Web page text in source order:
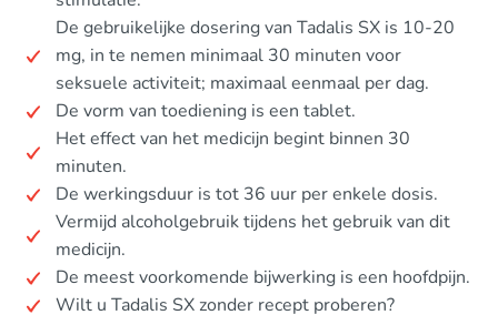
De gebruikelijke dosering van Tadalis SX is 10-20
mg, in te nemen minimaal 30 minuten voor
seksuele activiteit; maximaal eenmaal per dag.
De vorm van toediening is een tablet.
Het effect van het medicijn begint binnen 30
minuten.
De werkingsduur is tot 36 uur per enkele dosis.
Vermijd alcoholgebruik tijdens het gebruik van dit
medicijn.
De meest voorkomende bijwerking is een hoofdpijn.
Wilt u Tadalis SX zonder recept proberen?